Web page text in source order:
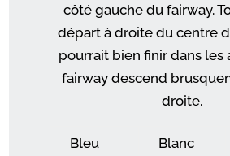
côté gauche du fairway.
départ à droite du centre
pourrait bien finir dans les
fairway descend
droite.
Bleu
Blanc